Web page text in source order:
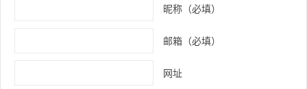
昵称（必填）
邮箱（必填）
网址